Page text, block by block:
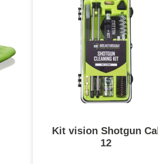
Kit vision Shotgun Cal
12